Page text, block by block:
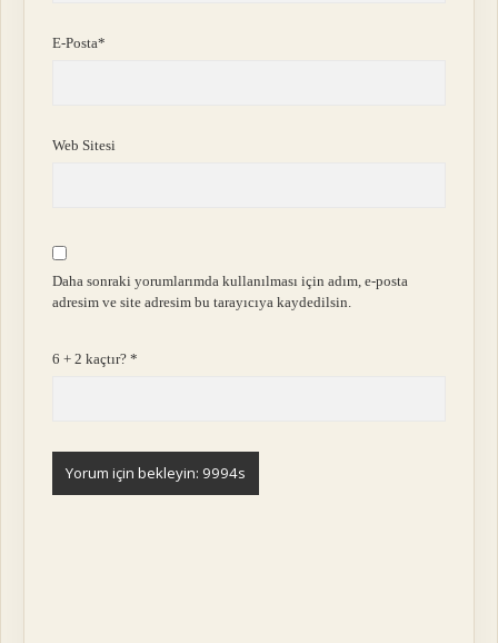
E-Posta*
Web Sitesi
Daha sonraki yorumlarımda kullanılması için adım, e-posta
adresim ve site adresim bu tarayıcıya kaydedilsin.
6 + 2 kaçtır?*